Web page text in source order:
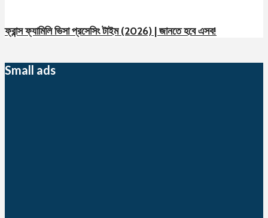
ফ্রান্স ফ্যামিলি ভিসা প্রসেসিং টাইম (2026) | জানতে হবে এসব!
Small ads